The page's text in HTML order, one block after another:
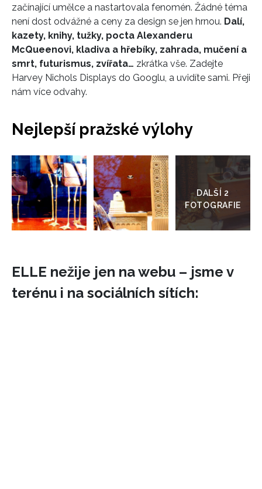
INFORMACE
REDAKCE
začínající umělce a nastartovala fenomén. Žádné téma
není dost odvážné a ceny za design se jen hrnou. Dalí,
kazety, knihy, tužky, pocta Alexanderu
McQueenovi, kladiva a hřebíky, zahrada, mučení a
smrt, futurismus, zvířata… zkrátka vše. Zadejte
Harvey Nichols Displays do Googlu, a uvidíte sami. Přeji
nám více odvahy.
Nejlepší pražské výlohy
do
galerie
ELLE nežije jen na webu – jsme v
terénu i na sociálních sítích: